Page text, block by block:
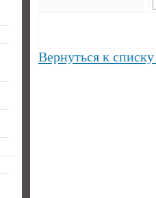
Вернуться к списку